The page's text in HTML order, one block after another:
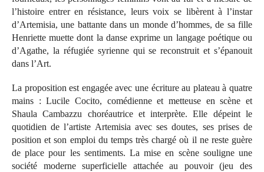
l’histoire entrer en résistance, leurs voix se libèrent à l’instar
d’Artemisia, une battante dans un monde d’hommes, de sa fille
Henriette muette dont la danse exprime un langage poétique ou
d’Agathe, la réfugiée syrienne qui se reconstruit et s’épanouit
dans l’Art.
La proposition est engagée avec une écriture au plateau à quatre
mains : Lucile Cocito, comédienne et metteuse en scène et
Shaula Cambazzu choréautrice et interprète. Elle dépeint le
quotidien de l’artiste Artemisia avec ses doutes, ses prises de
position et son emploi du temps très chargé où il ne reste guère
de place pour les sentiments. La mise en scène souligne une
société moderne superficielle attachée au pouvoir (jeu des